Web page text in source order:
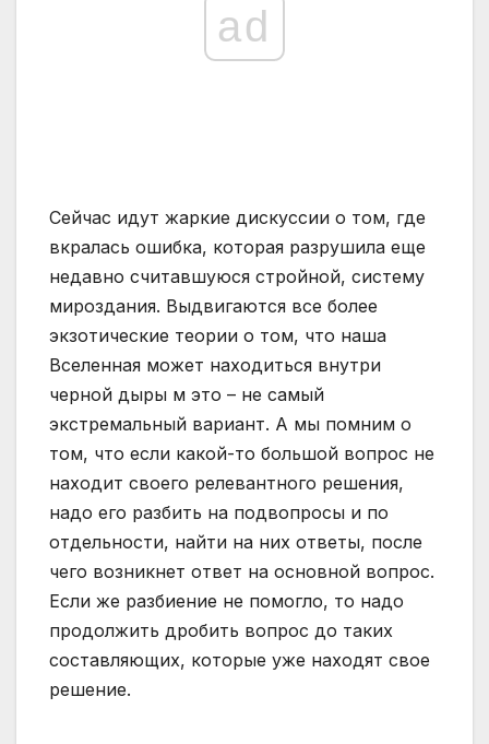
ad
Сейчас идут жаркие дискуссии о том, где
вкралась ошибка, которая разрушила еще
недавно считавшуюся стройной, систему
мироздания. Выдвигаются все более
экзотические теории о том, что наша
Вселенная может находиться внутри
черной дыры м это – не самый
экстремальный вариант. А мы помним о
том, что если какой-то большой вопрос не
находит своего релевантного решения,
надо его разбить на подвопросы и по
отдельности, найти на них ответы, после
чего возникнет ответ на основной вопрос.
Если же разбиение не помогло, то надо
продолжить дробить вопрос до таких
составляющих, которые уже находят свое
решение.